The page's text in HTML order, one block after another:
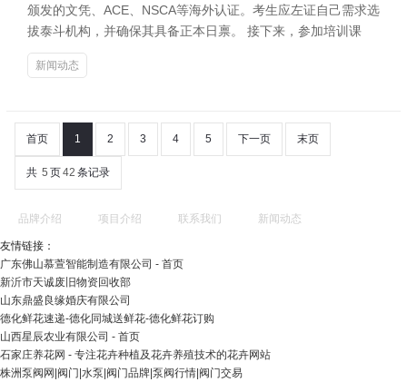
颁发的文凭、ACE、NSCA等海外认证。考生应左证自己需求选
拔泰斗机构，并确保其具备正本日禀。 接下来，参加培训课
新闻动态
首页 1 2 3 4 5 下一页 末页
共 5 页42 条记录
品牌介绍 项目介绍 联系我们 新闻动态
友情链接：
广东佛山慕萱智能制造有限公司 - 首页
新沂市天诚废旧物资回收部
山东鼎盛良缘婚庆有限公司
德化鲜花速递-德化同城送鲜花-德化鲜花订购
山西星辰农业有限公司 - 首页
石家庄养花网 - 专注花卉种植及花卉养殖技术的花卉网站
株洲泵阀网|阀门|水泵|阀门品牌|泵阀行情|阀门交易